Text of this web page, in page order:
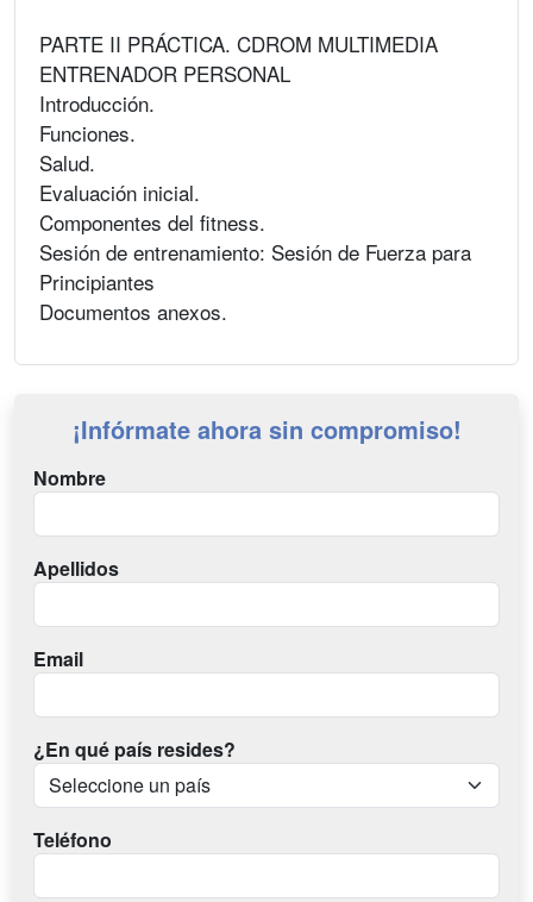
PARTE II PRÁCTICA. CDROM MULTIMEDIA
ENTRENADOR PERSONAL
Introducción.
Funciones.
Salud.
Evaluación inicial.
Componentes del fitness.
Sesión de entrenamiento: Sesión de Fuerza para
Principiantes
Documentos anexos.
¡Infórmate ahora sin compromiso!
Nombre
Apellidos
Email
¿En qué país resides?
Teléfono